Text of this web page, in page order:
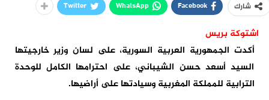
شارك Facebook
WhatsApp
Twitter
اشتوكة بريس
أكدت الجمهورية العربية السورية، على لسان وزير خارجيتها
السيد أسعد حسن الشيباني، على احترامها الكامل للوحدة
الترابية للمملكة المغربية وسيادتها على أراضيها.